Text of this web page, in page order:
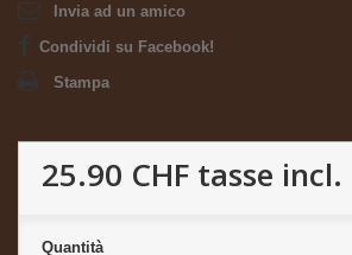
Invia ad un amico
Condividi su Facebook!
Stampa
25.90 CHF tasse incl.
Quantità